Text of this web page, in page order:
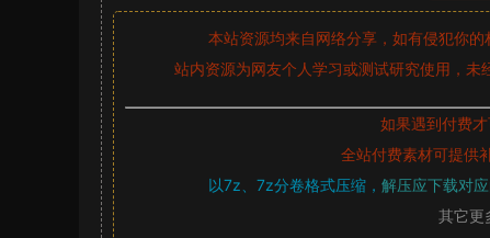
本站资源均来自网络分享，如有侵犯你的
站内资源为网友个人学习或测试研究使用，未
如果遇到付费
全站付费素材可提供
以7z、7z分卷格式压缩， 解压应下载对
其它更